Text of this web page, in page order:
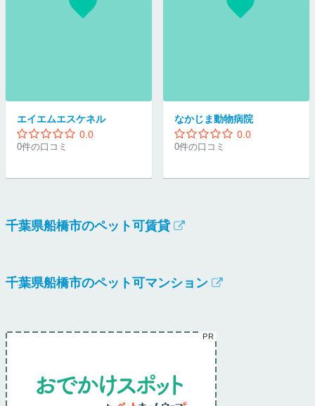
エイエムエスケネル
0.0
0件の口コミ
なかじま動物病院
0.0
0件の口コミ
千葉県船橋市のペット可賃貸
千葉県船橋市のペット可マンション